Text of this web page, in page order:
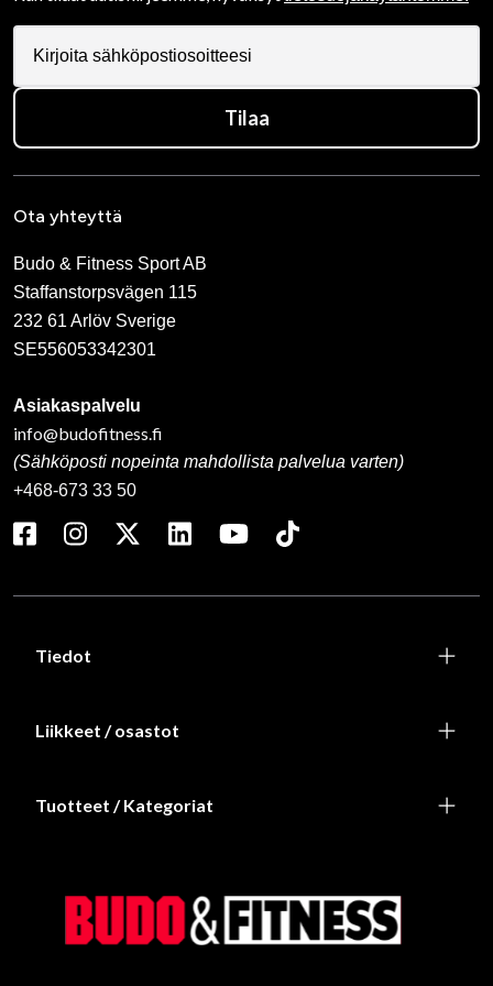
Tilaa
Ota yhteyttä
Budo & Fitness Sport AB
Staffanstorpsvägen 115
232 61 Arlöv Sverige
SE556053342301
Asiakaspalvelu
info@budofitness.fi
(Sähköposti nopeinta mahdollista palvelua varten)
+468-673 33 50
Tiedot
Liikkeet / osastot
Tuotteet / Kategoriat